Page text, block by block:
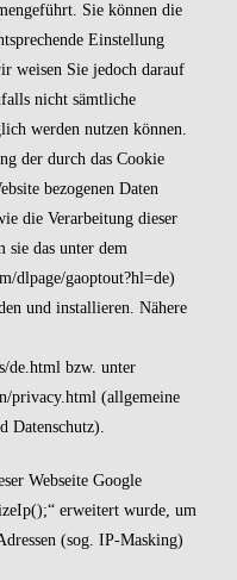
Sie können die
Einstellung
weisen Sie jedoch darauf
nicht sämtliche
werden nutzen können.
der durch das Cookie
bezogenen Daten
die Verarbeitung dieser
sie das unter dem
dlpage/gaoptout?hl=de)
und installieren. Nähere
de.html bzw. unter
privacy.html (allgemeine
Datenschutz).
Webseite Google
erweitert wurde, um
(sog. IP-Masking)